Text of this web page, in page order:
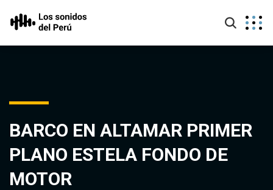
BARCO EN ALTAMAR PRIMER
PLANO ESTELA FONDO DE
MOTOR